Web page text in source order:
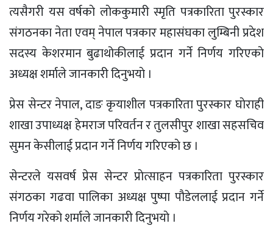
त्यसैगरी यस वर्षकाे लाेककुमारी स्मृति पत्रकारिता पुरस्कार
संगठनका नेता एवम् नेपाल पत्रकार महासंघका लुम्बिनी प्रदेश
सदस्य केशरमान बुढाथोकीलाई प्रदान गर्ने निर्णय गरिएकाे
अध्यक्ष शर्माले जानकारी दिनुभयाे ।
प्रेस सेन्टर नेपाल, दाङ कृयाशील पत्रकारिता पुरस्कार घाेराही
शाखा उपाध्यक्ष हेमराज परिवर्तन र तुलसीपुर शाखा सहसचिव
सुमन केसीलाई प्रदान गर्ने निर्णय गरिएकाे छ ।
सेन्टरले यसवर्ष प्रेस सेन्टर प्राेत्साहन पत्रकारिता पुरस्कार
संगठका गढवा पालिका अध्यक्ष पुष्पा पाैडेललाई प्रदान गर्ने
निर्णय गरेकाे शर्माले जानकारी दिनुभयाे ।